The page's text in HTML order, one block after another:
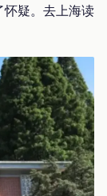
疑。去上海读